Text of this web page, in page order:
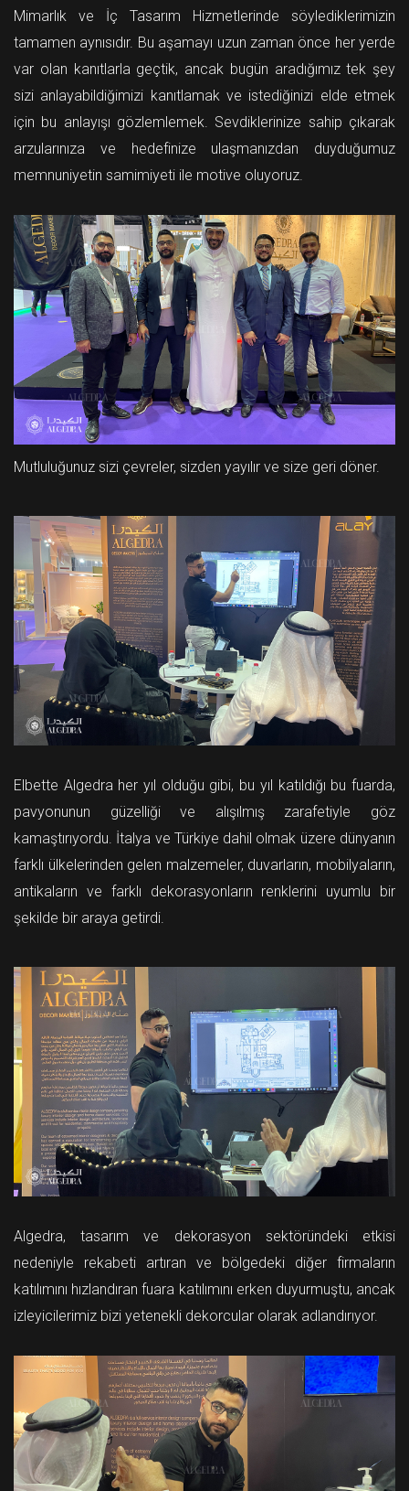
Mimarlık ve İç Tasarım Hizmetlerinde söylediklerimizin
tamamen aynısıdır. Bu aşamayı uzun zaman önce her yerde
var olan kanıtlarla geçtik, ancak bugün aradığımız tek şey
sizi anlayabildiğimizi kanıtlamak ve istediğinizi elde etmek
için bu anlayışı gözlemlemek. Sevdiklerinize sahip çıkarak
arzularınıza ve hedefinize ulaşmanızdan duyduğumuz
memnuniyetin samimiyeti ile motive oluyoruz.
Mutluluğunuz sizi çevreler, sizden yayılır ve size geri döner.
Elbette Algedra her yıl olduğu gibi, bu yıl katıldığı bu fuarda,
pavyonunun güzelliği ve alışılmış zarafetiyle göz
kamaştırıyordu. İtalya ve Türkiye dahil olmak üzere dünyanın
farklı ülkelerinden gelen malzemeler, duvarların, mobilyaların,
antikaların ve farklı dekorasyonların renklerini uyumlu bir
şekilde bir araya getirdi.
Algedra, tasarım ve dekorasyon sektöründeki etkisi
nedeniyle rekabeti artıran ve bölgedeki diğer firmaların
katılımını hızlandıran fuara katılımını erken duyurmuştu, ancak
izleyicilerimiz bizi yetenekli dekorcular olarak adlandırıyor.